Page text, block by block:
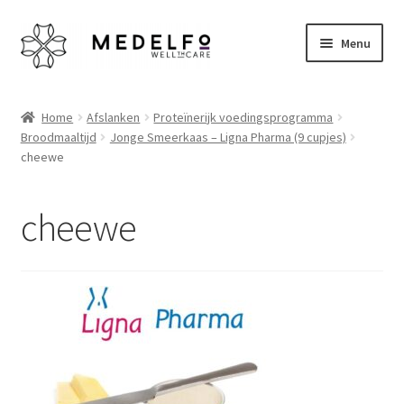
Ga
door
Ga
naar
Menu
Afrekenen
Betaalmethoden
Klantenservice
My account
Home Afslanken
Proteïnerijk voedingsprogramma
Broodmaaltijd
Jonge Smeerkaas – Ligna Pharma (9 cupjes)
cheewe
cheewe